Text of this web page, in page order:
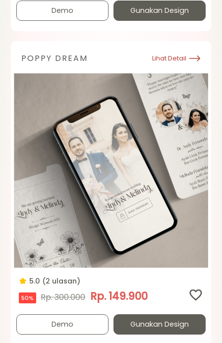
Demo Gunakan Design
POPPY DREAM Lihat Detail
5.0 (2 ulasan)
50% Rp. 300.000 Rp. 149.900
Demo Gunakan Design